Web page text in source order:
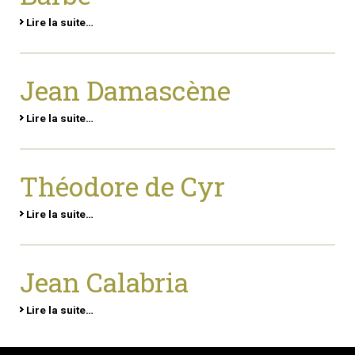
Lire la suite…
Jean Damascène
Lire la suite…
Théodore de Cyr
Lire la suite…
Jean Calabria
Lire la suite…